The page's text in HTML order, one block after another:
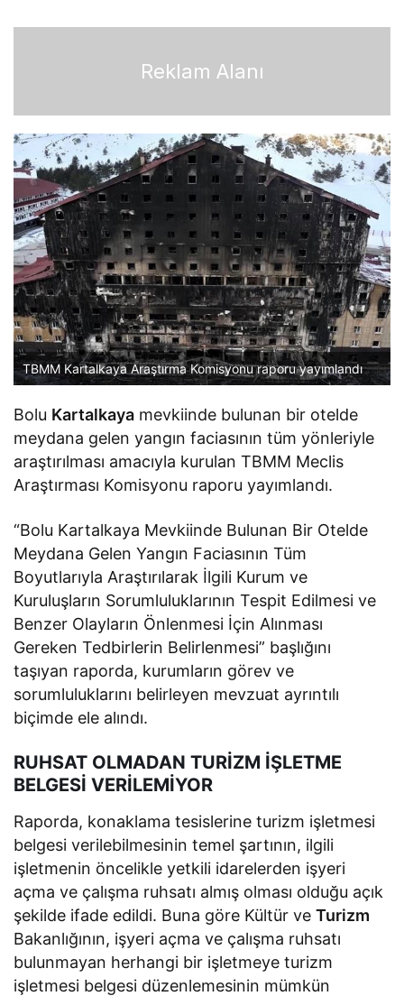
Reklam Alanı
TBMM Kartalkaya Araştırma Komisyonu raporu yayımlandı
Bolu Kartalkaya mevkiinde bulunan bir otelde
meydana gelen yangın faciasının tüm yönleriyle
araştırılması amacıyla kurulan TBMM Meclis
Araştırması Komisyonu raporu yayımlandı.
“Bolu Kartalkaya Mevkiinde Bulunan Bir Otelde
Meydana Gelen Yangın Faciasının Tüm
Boyutlarıyla Araştırılarak İlgili Kurum ve
Kuruluşların Sorumluluklarının Tespit Edilmesi ve
Benzer Olayların Önlenmesi İçin Alınması
Gereken Tedbirlerin Belirlenmesi” başlığını
taşıyan raporda, kurumların görev ve
sorumluluklarını belirleyen mevzuat ayrıntılı
biçimde ele alındı.
RUHSAT OLMADAN TURİZM İŞLETME
BELGESİ VERİLEMİYOR
Raporda, konaklama tesislerine turizm işletmesi
belgesi verilebilmesinin temel şartının, ilgili
işletmenin öncelikle yetkili idarelerden işyeri
açma ve çalışma ruhsatı almış olması olduğu açık
şekilde ifade edildi. Buna göre Kültür veTurizm
Bakanlığının, işyeri açma ve çalışma ruhsatı
bulunmayan herhangi bir işletmeye turizm
işletmesi belgesi düzenlemesinin mümkün